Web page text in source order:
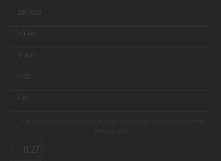
501-1000
101-500
51-100
11-50
1-10
11,27